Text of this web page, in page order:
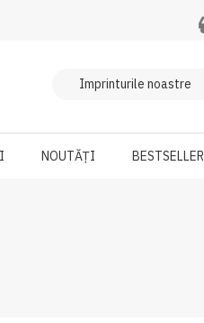
NOUTĂȚI BESTSELLER